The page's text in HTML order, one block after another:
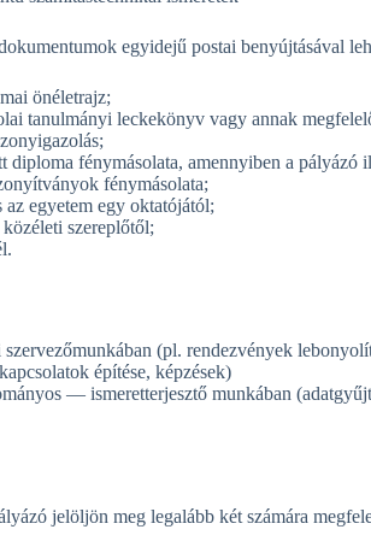
egyidejű postai benyújtásával
önéletrajz;
tanulmányi leckekönyv vagy annak
diploma fénymásolata, amennyiben a pályázó
fénymásolata;
az egyetem egy oktatójától;
szereplőtől;
szervezőmunkában (pl. rendezvények
építése, képzések)
— ismeretterjesztő munkában
jelöljön meg legalább két számára